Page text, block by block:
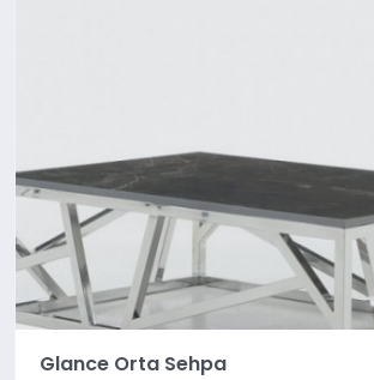
Glance Orta Sehpa